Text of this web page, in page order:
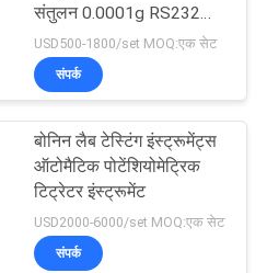
परीक्षक
45
संतुलन 0.0001g RS232
USB
USD500-1800/set MOQ:एक सेट
संपर्क
बोनिन लैब टेस्टिंग इंस्ट्रूमेंट्स
ऑटोमैटिक पोटेंशियोमेट्रिक
टिट्रेटर इंस्ट्रूमेंट
USD2000-6000/set MOQ:एक सेट
संपर्क